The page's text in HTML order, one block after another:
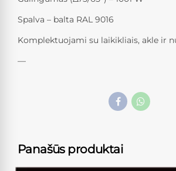
Spalva – balta RAL 9016
Komplektuojami su laikikliais, akle ir
—
Panašūs produktai